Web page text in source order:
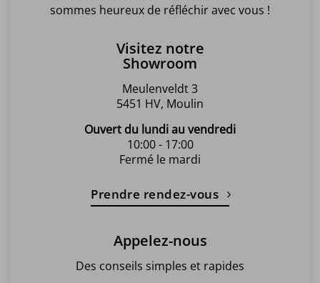
sommes heureux de réfléchir avec vous !
Visitez notre
Showroom
Meulenveldt 3
5451 HV, Moulin
Ouvert du lundi au vendredi
10:00 - 17:00
Fermé le mardi
Prendre rendez-vous
Appelez-nous
Des conseils simples et rapides